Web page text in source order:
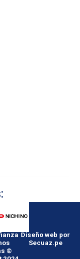
©
Diseño web por
Secuaz.pe